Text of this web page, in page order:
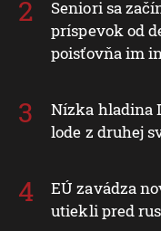
Seniori sa
príspevok od
poisťovňa im
Nízka hladina
lode z druhej
EÚ zavádza
utiekli pred